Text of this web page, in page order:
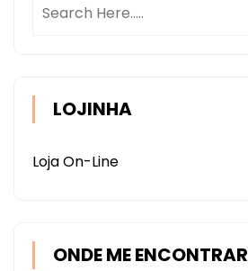
LOJINHA
Loja On-Line
ONDE ME ENCONTRAR